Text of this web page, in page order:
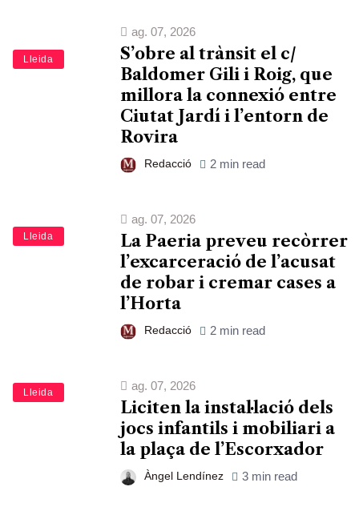
Lleida
ag. 07, 2026
S’obre al trànsit el c/
Baldomer Gili i Roig, que
millora la connexió entre
Ciutat Jardí i l’entorn de
Rovira
Redacció 2 min read
Lleida
ag. 07, 2026
La Paeria preveu recòrrer
l’excarceració de l’acusat
de robar i cremar cases a
l’Horta
Redacció 2 min read
Lleida
ag. 07, 2026
Liciten la instal·lació dels
jocs infantils i mobiliari a
la plaça de l’Escorxador
Àngel Lendínez 3 min read